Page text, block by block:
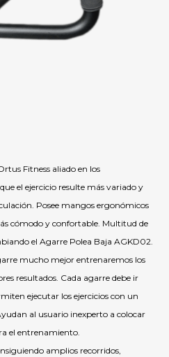
Fitness aliado en los
el ejercicio resulte más variado y
Posee mangos ergonómicos
cómodo y confortable. Multitud de
el Agarre Polea Baja AGKD02.
mucho mejor entrenaremos los
resultados. Cada agarre debe ir
ejecutar los ejercicios con un
al usuario inexperto a colocar
el entrenamiento.
amplios recorridos,